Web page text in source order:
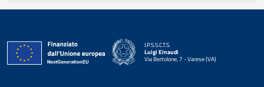
I.P.S.S.C.T.S.
Luigi Einaudi
Via Bertolone, 7 - Varese (VA)
— Visita la pagina iniziale della scuola